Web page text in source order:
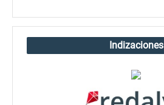
Indizaciones